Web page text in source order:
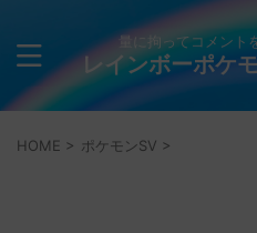
量に拘ってコメント
レインボーポケ
HOME > ポケモンSV >